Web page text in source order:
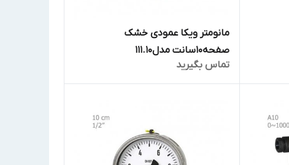
مانومتر ویکا عمودی خشک
صفحه10سانت مدل111.10
تماس بگیرید